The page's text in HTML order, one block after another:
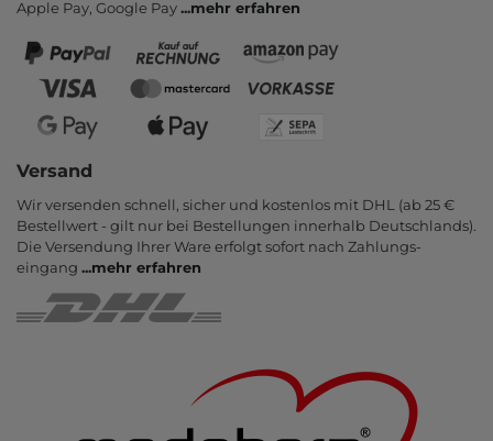
Apple Pay, Google Pay...mehr erfahren
Versand
Wir versenden schnell, sicher und kostenlos mit DHL (ab 25 €
Bestell­wert - gilt nur bei Bestel­lungen inner­halb Deutsch­lands).
Die Ver­sendung Ihrer Ware er­folgt sofort nach Zahlungs­
eingang ...mehr erfahren